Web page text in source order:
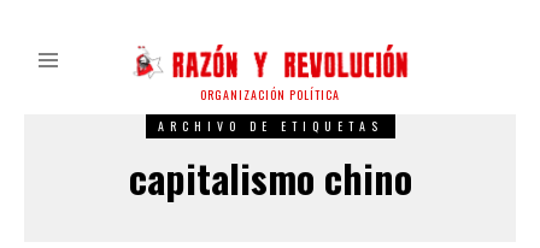
ORGANIZACIÓN POLÍTICA
ARCHIVO DE ETIQUETAS
capitalismo chino